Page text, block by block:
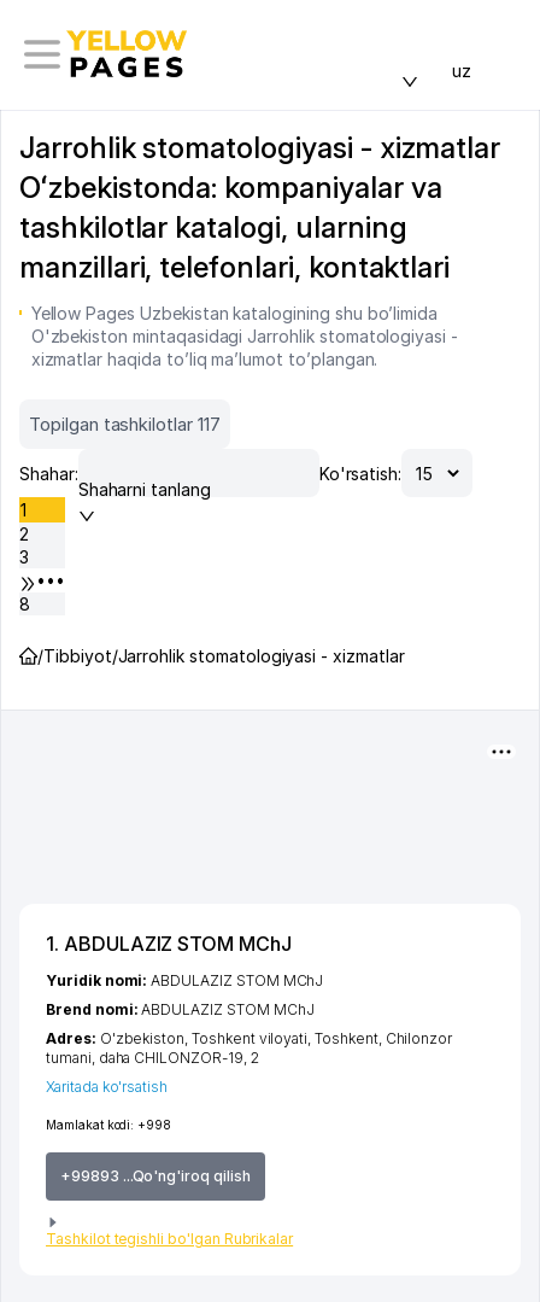
uz
Jarrohlik stomatologiyasi - xizmatlar
Oʻzbekistonda: kompaniyalar va
tashkilotlar katalogi, ularning
manzillari, telefonlari, kontaktlari
Yellow Pages Uzbekistan katalogining shu bo’limida
O'zbekiston mintaqasidagi Jarrohlik stomatologiyasi -
xizmatlar haqida to’liq ma’lumot to’plangan.
Topilgan tashkilotlar 117
Shahar:
Shaharni tanlang
Ko'rsatish:
1
2
3
•••
8
/Tibbiyot/Jarrohlik stomatologiyasi - xizmatlar
1. ABDULAZIZ STOM MChJ
Mamlakat kodi: +998
+99893 ...Qo'ng'iroq qilish
Tashkilot tegishli bo'lgan Rubrikalar
Yuridik nomi:ABDULAZIZ STOM MChJ
Brend nomi:ABDULAZIZ STOM MChJ
Adres: O'zbekiston,Toshkent viloyati ,Toshkent, Chilonzor
tumani daha CHILONZOR-19 , 2
Xaritada ko'rsatish